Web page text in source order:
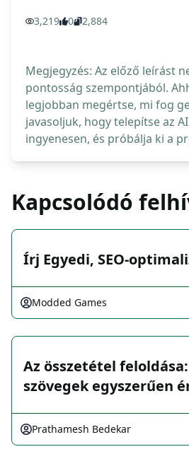
3,219 0 2,884
Megjegyzés: Az előző leírást
pontosság szempontjából.
legjobban megértse, mi fog
javasoljuk, hogy telepítse az
ingyenesen, és próbálja ki a
Kapcsolódó
Írj Egyedi, SEO-
Modded Games
Az összetétel
szövegek egyszerűen
Prathamesh Bedekar